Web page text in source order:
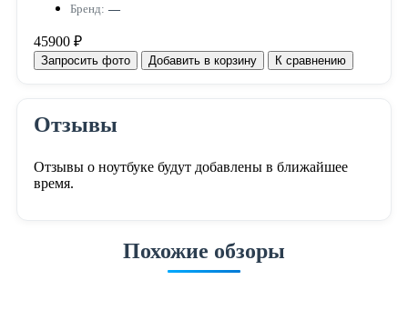
Бренд: —
45900 ₽
Запросить фото Добавить в корзину К сравнению
Отзывы
Отзывы о ноутбуке будут добавлены в ближайшее
время.
Похожие обзоры